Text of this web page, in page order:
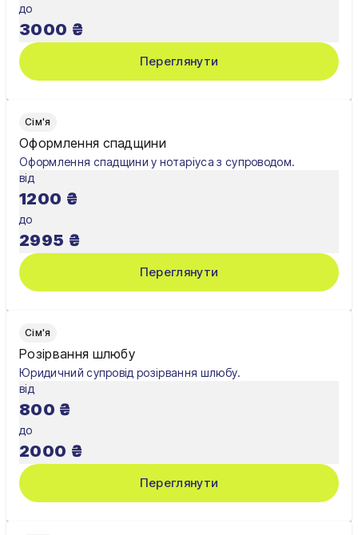
Житомир
Київ
Львів
до
3000 ₴
Переглянути
Сім'я
Оформлення спадщини
Оформлення спадщини у нотаріуса з супроводом.
від
1200 ₴
до
2995 ₴
Переглянути
Сім'я
Розірвання шлюбу
Юридичний супровід розірвання шлюбу.
від
800 ₴
до
2000 ₴
Переглянути